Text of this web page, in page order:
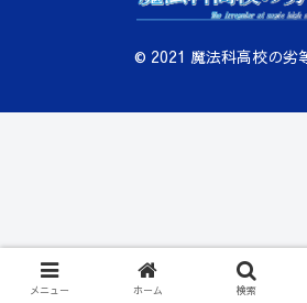
© 2021 魔法科高校の劣
メニュー ホーム 検索